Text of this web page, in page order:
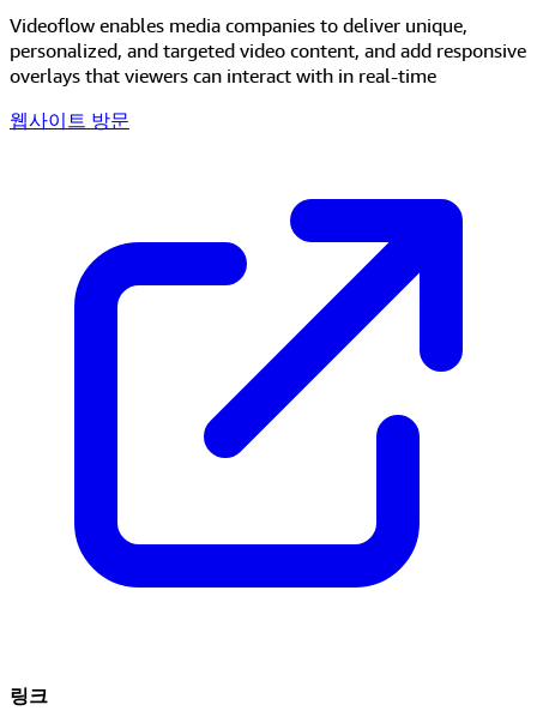
Videoflow enables media companies to deliver unique,
personalized, and targeted video content, and add responsive
overlays that viewers can interact with in real-time
웹사이트 방문
링크